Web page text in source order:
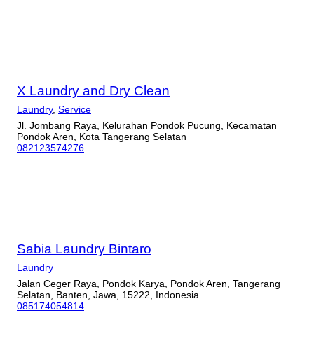
X Laundry and Dry Clean
Laundry, Service
Jl. Jombang Raya, Kelurahan Pondok Pucung, Kecamatan
Pondok Aren, Kota Tangerang Selatan
082123574276
Sabia Laundry Bintaro
Laundry
Jalan Ceger Raya, Pondok Karya, Pondok Aren, Tangerang
Selatan, Banten, Jawa, 15222, Indonesia
085174054814